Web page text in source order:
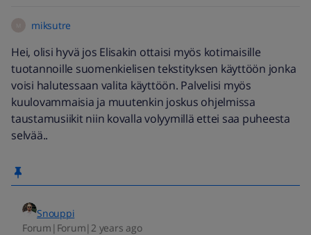
miksutre
Hei, olisi hyvä jos Elisakin ottaisi myös kotimaisille
tuotannoille suomenkielisen tekstityksen käyttöön jonka
voisi halutessaan valita käyttöön. Palvelisi myös
kuulovammaisia ja muutenkin joskus ohjelmissa
taustamusiikit niin kovalla volyymillä ettei saa puheesta
selvää..
Snouppi
Forum|Forum|2 years ago